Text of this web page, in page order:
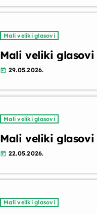
Mali veliki glasovi
Mali veliki glasovi
today 29.05.2026.
Mali veliki glasovi
Mali veliki glasovi
today 22.05.2026.
Mali veliki glasovi